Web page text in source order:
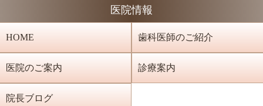
医院情報
HOME 歯科医師のご紹介
医院のご案内 診療案内
院長ブログ